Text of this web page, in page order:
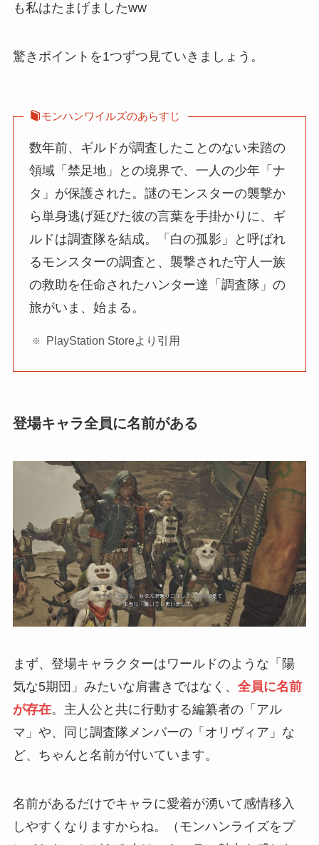
も私はたまげましたww
驚きポイントを1つずつ見ていきましょう。
モンハンワイルズのあらすじ
数年前、ギルドが調査したことのない未踏の
領域「禁足地」との境界で、一人の少年「ナ
タ」が保護された。謎のモンスターの襲撃か
ら単身逃げ延びた彼の言葉を手掛かりに、ギ
ルドは調査隊を結成。「白の孤影」と呼ばれ
るモンスターの調査と、襲撃された守人一族
の救助を任命されたハンター達「調査隊」の
旅がいま、始まる。
PlayStation Storeより引用
登場キャラ全員に名前がある
まず、登場キャラクターはワールドのような「陽
気な5期団」みたいな肩書きではなく、 全員に名前
が存在。主人公と共に行動する編纂者の「アル
マ」や、同じ調査隊メンバーの「オリヴィア」な
ど、ちゃんと名前が付いています。
名前があるだけでキャラに愛着が湧いて感情移入
しやすくなりますからね。（モンハンライズをプ